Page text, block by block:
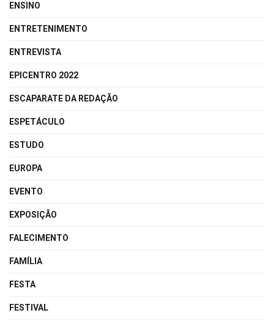
ENSINO
ENTRETENIMENTO
ENTREVISTA
EPICENTRO 2022
ESCAPARATE DA REDAÇÃO
ESPETÁCULO
ESTUDO
EUROPA
EVENTO
EXPOSIÇÃO
FALECIMENTO
FAMÍLIA
FESTA
FESTIVAL